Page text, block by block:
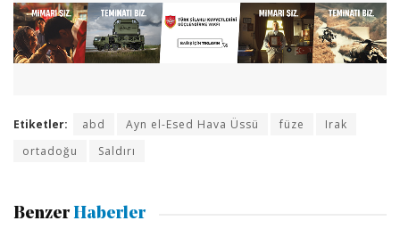
Etiketler: abd Ayn el-Esed Hava Üssü füze
Irak
ortadoğu
Saldırı
Benzer Haberler